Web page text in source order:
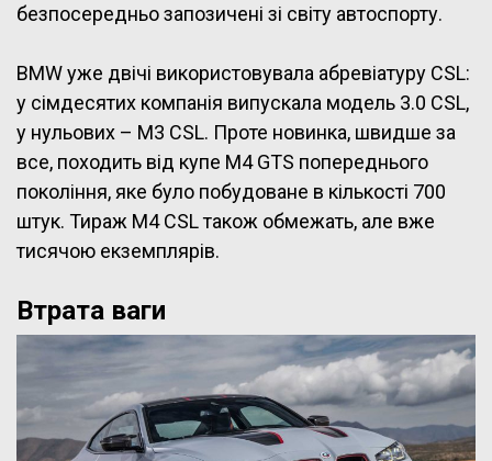
безпосередньо запозичені зі світу автоспорту.
BMW уже двічі використовувала абревіатуру CSL:
у сімдесятих компанія випускала модель 3.0 CSL,
у нульових – M3 CSL. Проте новинка, швидше за
все, походить від купе M4 GTS попереднього
покоління, яке було побудоване в кількості 700
штук. Тираж M4 CSL також обмежать, але вже
тисячою екземплярів.
Втрата ваги